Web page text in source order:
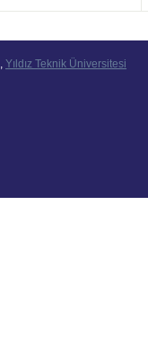
, Yıldız Teknik Üniversitesi